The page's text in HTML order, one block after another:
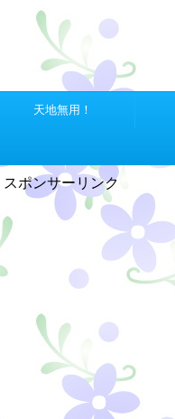
天地無用！
スポンサーリンク